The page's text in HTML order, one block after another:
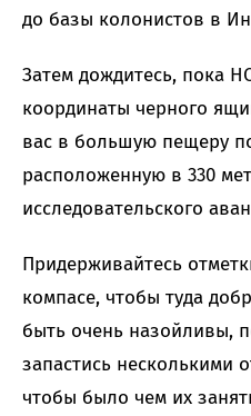
до базы колонистов в
Затем дождитесь, пока
координаты черного
вас в большую пещеру
расположенную в 330
исследовательского
Придерживайтесь
компасе, чтобы туда
быть очень назойливы,
запастись
чтобы было чем их